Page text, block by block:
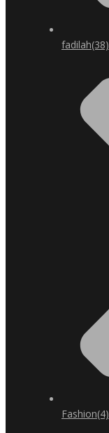
fadilah(38)
Fashion(4)